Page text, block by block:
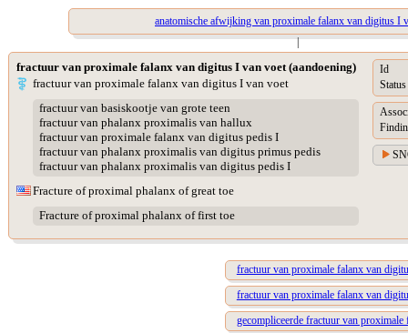
anatomische afwijking van proximale falanx van digitus I
|
fractuur van proximale falanx van digitus I van voet (aandoening)
fractuur van proximale falanx van digitus I van voet
fractuur van basiskootje van grote teen
fractuur van phalanx proximalis van hallux
fractuur van proximale falanx van digitus pedis I
fractuur van phalanx proximalis van digitus primus pedis
fractuur van phalanx proximalis van digitus pedis I
Fracture of proximal phalanx of great toe
Fracture of proximal phalanx of first toe
Id
Status
fractuur van proximale falanx van
fractuur van proximale falanx van
gecompliceerde fractuur van